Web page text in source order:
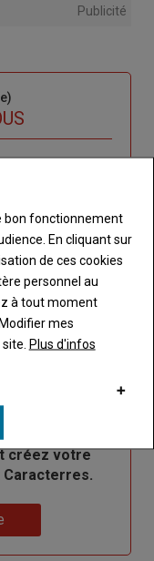
Publicité
passe
créez votre
Caracterres.
bon fonctionnement
En cliquant sur
de ces cookies
personnel au
à tout moment
mes
Plus d'infos